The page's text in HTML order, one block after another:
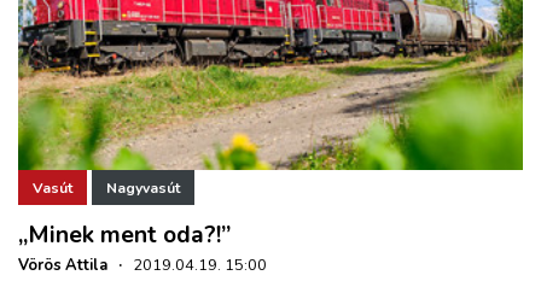
Vasút Nagyvasút
„Minek ment oda?!”
Vörös Attila · 2019.04.19. 15:00